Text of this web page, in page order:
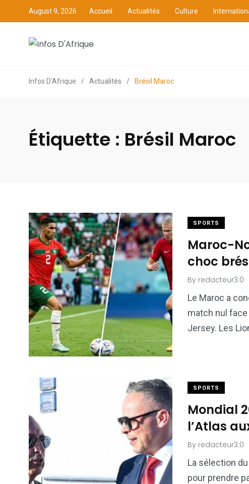
August 9, 2026 Accueil Actualités Culture
Infos D'Afrique / Actualités / Brésil Maroc
Étiquette : Brésil Maroc
SPORTS
Maroc-
choc
By redacteur3.0
Le Maroc a
match nul face
Jersey. Les
SPORTS
Mondial
l’Atlas
By redacteur3.0
La sélection
pour prendre
6
Culture
1
International